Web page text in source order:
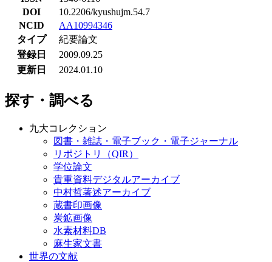
DOI
10.2206/kyushujm.54.7
NCID
AA10994346
タイプ
紀要論文
登録日
2009.09.25
更新日
2024.01.10
探す・調べる
九大コレクション
図書・雑誌・電子ブック・電子ジャーナル
リポジトリ（QIR）
学位論文
貴重資料デジタルアーカイブ
中村哲著述アーカイブ
蔵書印画像
炭鉱画像
水素材料DB
麻生家文書
世界の文献